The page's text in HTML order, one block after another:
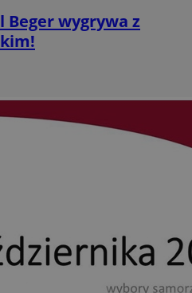
Beger wygrywa z